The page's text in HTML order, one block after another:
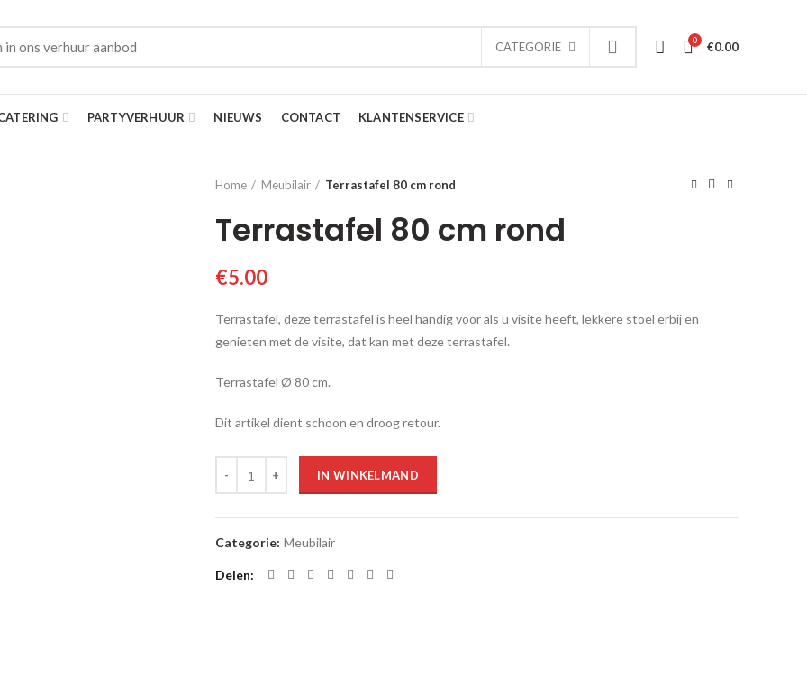
CATEGORIE 0 €0.00
PARTYVERHUUR NIEUWS CONTACT KLANTENSERVICE
Home Meubilair Terrastafel 80 cm rond
Terrastafel 80 cm rond
€5.00
Terrastafel, deze terrastafel is heel handig voor als u visite heeft, lekkere stoel erbij en
genieten met de visite, dat kan met deze terrastafel.
Terrastafel Ø 80 cm.
Dit artikel dient schoon en droog retour.
IN WINKELMAND
Categorie: Meubilair
Delen